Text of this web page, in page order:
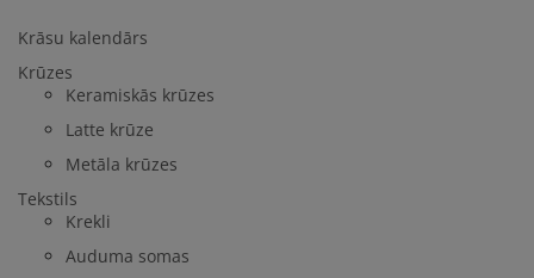
Krāsu kalendārs
Krūzes
Keramiskās krūzes
Latte krūze
Metāla krūzes
Tekstils
Krekli
Auduma somas